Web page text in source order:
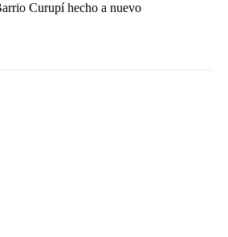
Curupí hecho a nuevo